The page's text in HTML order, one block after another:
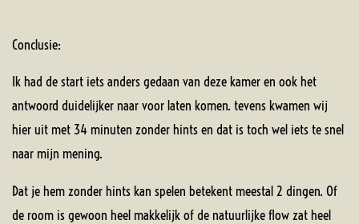
Conclusie:
Ik had de start iets anders gedaan van deze kamer en ook het
antwoord duidelijker naar voor laten komen. tevens kwamen wij
hier uit met 34 minuten zonder hints en dat is toch wel iets te snel
naar mijn mening.
Dat je hem zonder hints kan spelen betekent meestal 2 dingen. Of
de room is gewoon heel makkelijk of de natuurlijke flow zat heel